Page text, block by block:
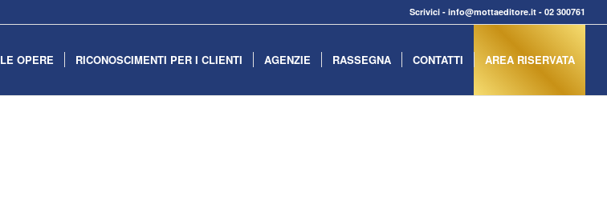
Scrivici -info@mottaeditore.it -02 300761
LE OPERE RICONOSCIMENTI PER I CLIENTI AGENZIE RASSEGNA CONTATTI AREA RISERVATA